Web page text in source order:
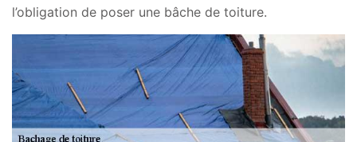
l’obligation de poser une bâche de toiture.